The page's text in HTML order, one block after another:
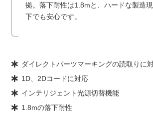
拠。落下耐性は1.8mと、ハードな製造
下でも安心です。
ダイレクトパーツマーキングの読取りに
1D、2Dコードに対応
インテリジェント光源切替機能
1.8mの落下耐性